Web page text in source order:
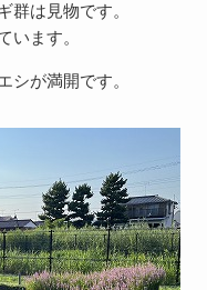
群は見物です。
います。
シが満開です。